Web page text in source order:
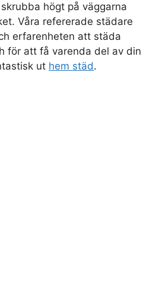
högt på väggarna
Våra refererade städare
erfarenheten att städa
för att få varenda del av din
ut hem städ.